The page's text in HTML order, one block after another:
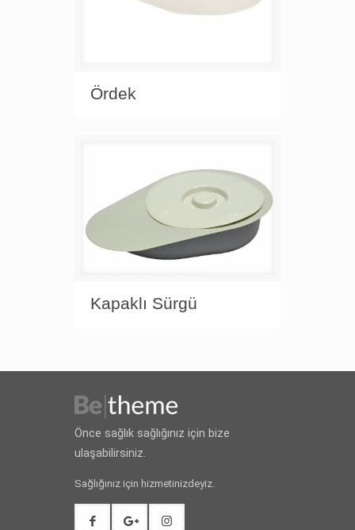
Ördek
Kapaklı Sürgü
Önce sağlık sağlığınız için bize
ulaşabilirsiniz.
Sağlığınız için hizmetinizdeyiz.